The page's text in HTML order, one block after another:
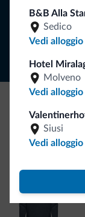
B&B Alla
Sedico
Vedi alloggio
Hotel
Molveno
Vedi alloggio
Siusi
Vedi alloggio
Be Original,
Ce l'avete